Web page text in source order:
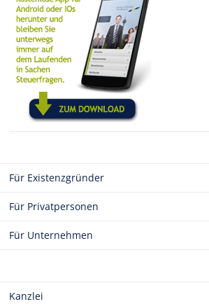
Für Existenzgründer
Für Privatpersonen
Für Unternehmen
Kanzlei